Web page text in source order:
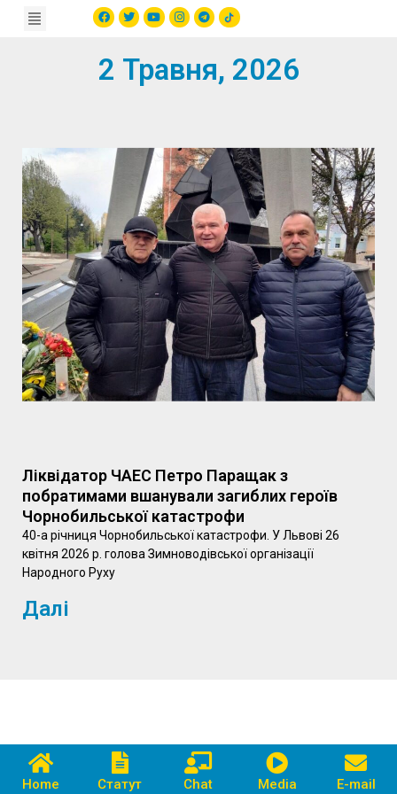
2 Травня, 2026
Ліквідатор ЧАЕС Петро Паращак з
побратимами вшанували загиблих героїв
Чорнобильської катастрофи
40-а річниця Чорнобильської катастрофи. У Львові 26
квітня 2026 р. голова Зимноводівської організації
Народного Руху
Далі
Home Статут Chat Media E-mail